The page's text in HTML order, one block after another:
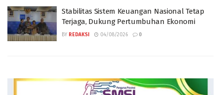
Stabilitas Sistem Keuangan Nasional Tetap
Terjaga, Dukung Pertumbuhan Ekonomi
BY REDAKSI 04/08/2026 0